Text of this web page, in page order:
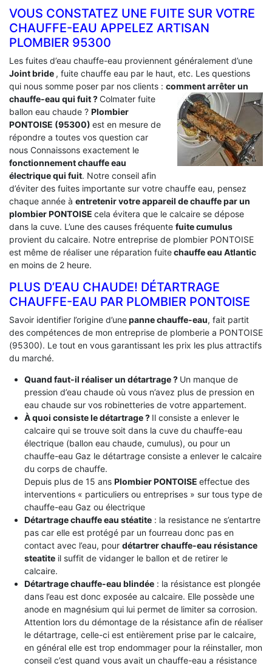
VOUS CONSTATEZ UNE FUITE SUR VOTRE
CHAUFFE-EAU APPELEZ ARTISAN
PLOMBIER 95300
Les fuites d’eau chauffe-eau proviennent généralement d’une
Joint bride , fuite chauffe eau par le haut, etc. Les questions
qui nous somme poser par nos clients : comment arrêter un
chauffe-eau qui fuit ?Colmater fuite
ballon eau chaude ? Plombier
PONTOISE (95300) est en mesure de
répondre a toutes vos question car
nous Connaissons exactement le
fonctionnement chauffe eau
électrique qui fuit. Notre conseil afin
d’éviter des fuites importante sur votre chauffe eau, pensez
chaque année à entretenir votre appareil de chauffe par un
plombier PONTOISE cela évitera que le calcaire se dépose
dans la cuve. L’une des causes fréquente fuite cumulus
provient du calcaire. Notre entreprise de plombier PONTOISE
est même de réaliser une réparation fuitechauffe eau Atlantic
en moins de 2 heure.
PLUS D’EAU CHAUDE! DÉTARTRAGE
CHAUFFE-EAU PAR PLOMBIER PONTOISE
Savoir identifier l’origine d’unepanne chauffe-eau, fait partit
des compétences de mon entreprise de plomberie a PONTOISE
(95300). Le tout en vous garantissant les prix les plus attractifs
du marché.
Quand faut-il réaliser un détartrage ? Un manque de
pression d’eau chaude où vous n’avez plus de pression en
eau chaude sur vos robinetteries de votre appartement.
À quoi consiste le détartrage ? Il consiste a enlever le
calcaire qui se trouve soit dans la cuve du chauffe-eau
électrique (ballon eau chaude, cumulus), ou pour un
chauffe-eau Gaz le détartrage consiste a enlever le calcaire
du corps de chauffe.
Depuis plus de 15 ans Plombier PONTOISE effectue des
interventions « particuliers ou entreprises » sur tous type de
chauffe-eau Gaz ou électrique
Détartrage chauffe eau stéatite: la resistance ne s’entartre
pas car elle est protégé par un fourreau donc pas en
contact avec l’eau, pour détartrer chauffe-eau résistance
steatiteil suffit de vidanger le ballon et de retirer le
calcaire.
Détartrage chauffe-eau blindée: la résistance est plongée
dans l’eau est donc exposée au calcaire. Elle possède une
anode en magnésium qui lui permet de limiter sa corrosion.
Attention lors du démontage de la résistance afin de réaliser
le détartrage, celle-ci est entièrement prise par le calcaire,
en général elle est trop endommager pour la réinstaller, mon
conseil c’est quand vous avait un chauffe-eau a résistance